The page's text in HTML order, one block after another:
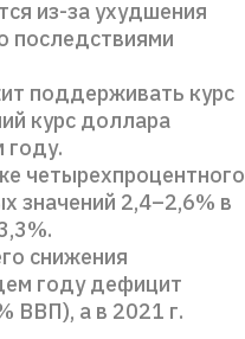
из-за ухудшения
последствиями
поддерживать курс
курс доллара
году.
четырехпроцентного
значений 2,4–2,6% в
снижения
году дефицит
ВВП), а в 2021 г.